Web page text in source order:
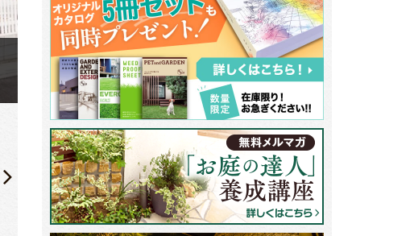
お庭で過ごす時間が快適であるように、まずウッドデッキの上にテラス屋根
ットパネルを使用したタイプなので、ウッドデッキの上は熱くなりません。